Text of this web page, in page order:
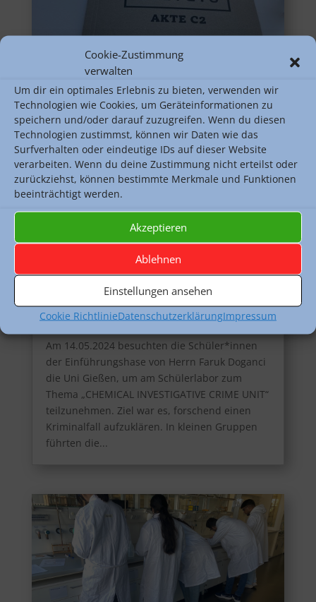
Cookie-Zustimmung
verwalten
Um dir ein optimales Erlebnis zu bieten, verwenden wir
Technologien wie Cookies, um Geräteinformationen zu
speichern und/oder darauf zuzugreifen. Wenn du diesen
Technologien zustimmst, können wir Daten wie das
Surfverhalten oder eindeutige IDs auf dieser Website
verarbeiten. Wenn du deine Zustimmung nicht erteilst oder
zurückziehst, können bestimmte Merkmale und Funktionen
beeinträchtigt werden.
Akzeptieren
Ablehnen
Einstellungen ansehen
Cookie RichtlinieDatenschutzerklärungImpressum
Chemiekurs der E-Phase klärt
Kriminalfall auf: Besuch im
Schülerlabor der Uni Gießen
vonFaruk Doganci|Mai 19, 2024|Aktuelles,
Chemie
Am 14.05.2024 besuchten die Schüler*innen
der Einführungshase von Herrn Faruk Doganci
die Uni Gießen, um am Schülerlabor zum
Thema „CHEMICAL INVESTIGATIVE CRIME UNIT“
teilzunehmen. Ziel war es, forschend einen
Kriminalfall aufzuklären. In kleinen Gruppen
führten die...